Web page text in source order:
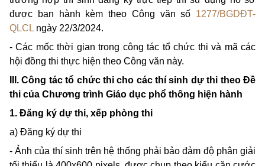
được ban hành kèm theo Công văn số 1277/BGDĐT-
QLCL ngày 22/3/2024.
- Các mốc thời gian trong công tác tổ chức thi và mã các
hội đồng thi thực hiện theo Công văn này.
III. Công tác tổ chức thi cho các thí sinh dự thi theo Đề
thi của Chương trình Giáo dục phổ thông hiện hành
1. Đăng ký dự thi, xếp phòng thi
a) Đăng ký dự thi
- Ảnh của thí sinh trên hệ thống phải bảo đảm độ phân giải